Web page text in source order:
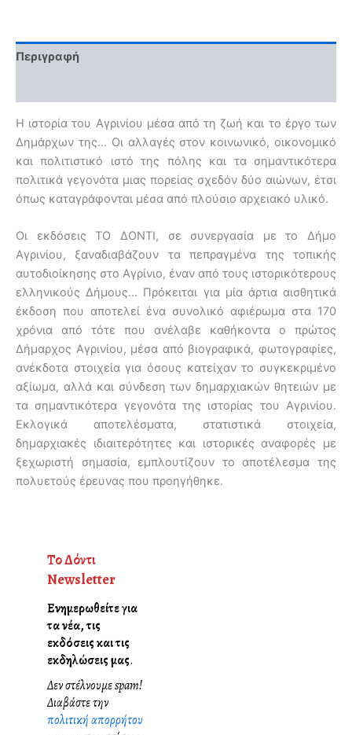
Περιγραφή
Η ιστορία του Αγρινίου μέσα από τη ζωή και το έργο των
Δημάρχων της… Οι αλλαγές στον κοινωνικό, οικονομικό
και πολιτιστικό ιστό της πόλης και τα σημαντικότερα
πολιτικά γεγονότα μιας πορείας σχεδόν δύο αιώνων, έτσι
όπως καταγράφονται μέσα από πλούσιο αρχειακό υλικό.
Οι εκδόσεις ΤΟ ΔΟΝΤΙ, σε συνεργασία με το Δήμο
Αγρινίου, ξαναδιαβάζουν τα πεπραγμένα της τοπικής
αυτοδιοίκησης στο Αγρίνιο, έναν από τους ιστορικότερους
ελληνικούς Δήμους… Πρόκειται για μία άρτια αισθητικά
έκδοση που αποτελεί ένα συνολικό αφιέρωμα στα 170
χρόνια από τότε που ανέλαβε καθήκοντα ο πρώτος
Δήμαρχος Αγρινίου, μέσα από βιογραφικά, φωτογραφίες,
ανέκδοτα στοιχεία για όσους κατείχαν το συγκεκριμένο
αξίωμα, αλλά και σύνδεση των δημαρχιακών θητειών με
τα σημαντικότερα γεγονότα της ιστορίας του Αγρινίου.
Εκλογικά αποτελέσματα, στατιστικά στοιχεία,
δημαρχιακές ιδιαιτερότητες και ιστορικές αναφορές με
ξεχωριστή σημασία, εμπλουτίζουν το αποτέλεσμα της
πολυετούς έρευνας που προηγήθηκε.
Το Δόντι
Newsletter
Ενημερωθείτε για
τα νέα, τις
εκδόσεις και τις
εκδηλώσεις μας.
Δεν στέλνουμε spam!
Διαβάστε την
πολιτική απορρήτου